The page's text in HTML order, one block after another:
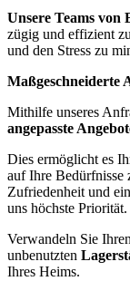
Unsere Teams von
zügig und effizient
und den Stress zu
Maßgeschneiderte
Mithilfe unseres
angepasste
Dies ermöglicht es
auf Ihre Bedürfnisse
Zufriedenheit und
uns höchste Priorität.
Verwandeln Sie Ihren
unbenutzten
Ihres Heims.